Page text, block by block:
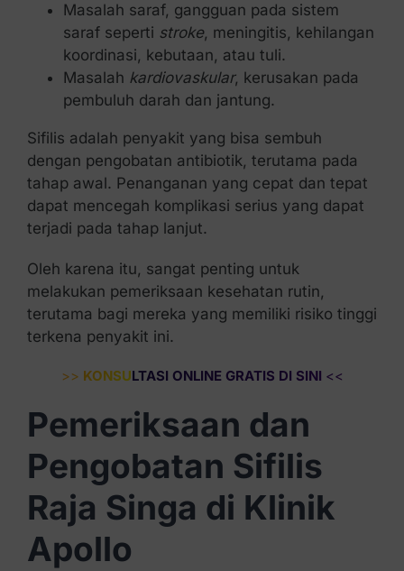
Masalah saraf, gangguan pada sistem
saraf seperti stroke, meningitis, kehilangan
koordinasi, kebutaan, atau tuli.
Masalah kardiovaskular, kerusakan pada
pembuluh darah dan jantung.
Sifilis adalah penyakit yang bisa sembuh
dengan pengobatan antibiotik, terutama pada
tahap awal. Penanganan yang cepat dan tepat
dapat mencegah komplikasi serius yang dapat
terjadi pada tahap lanjut.
Oleh karena itu, sangat penting untuk
melakukan pemeriksaan kesehatan rutin,
terutama bagi mereka yang memiliki risiko tinggi
terkena penyakit ini.
>> KONSULTASI ONLINE GRATIS DI SINI <<
Pemeriksaan dan
Pengobatan Sifilis
Raja Singa di Klinik
Apollo